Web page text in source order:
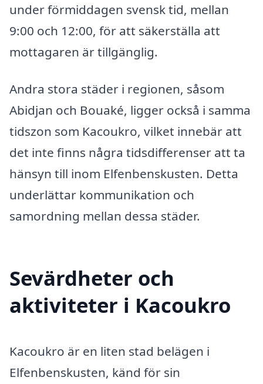
under förmiddagen svensk tid, mellan
9:00 och 12:00, för att säkerställa att
mottagaren är tillgänglig.
Andra stora städer i regionen, såsom
Abidjan och Bouaké, ligger också i samma
tidszon som Kacoukro, vilket innebär att
det inte finns några tidsdifferenser att ta
hänsyn till inom Elfenbenskusten. Detta
underlättar kommunikation och
samordning mellan dessa städer.
Sevärdheter och
aktiviteter i Kacoukro
Kacoukro är en liten stad belägen i
Elfenbenskusten, känd för sin